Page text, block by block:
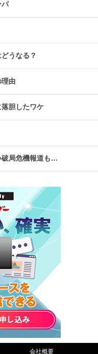
パ
うなる？
理由
落胆したワケ
破局危機報道も…
会社概要